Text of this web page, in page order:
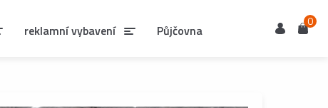
reklamní vybavení Půjčovna UživatelKošík
0